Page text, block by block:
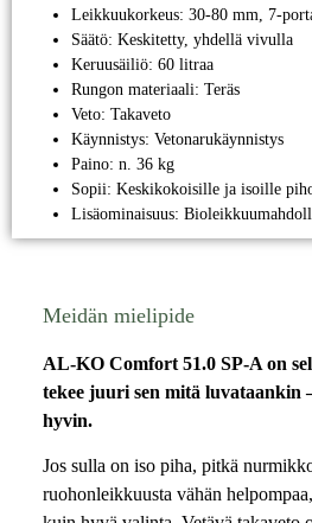
Leikkuukorkeus: 30-80 mm, 7-
Säätö: Keskitetty, yhdellä vivulla
Keruusäiliö: 60 litraa
Rungon materiaali: Teräs
Veto: Takaveto
Käynnistys: Vetonarukäynnistys
Paino: n. 36 kg
Sopii: Keskikokoisille ja isoille
Lisäominaisuus:
Meidän mielipide
AL-KO Comfort 51.0 SP-A on
tekee juuri sen mitä luvataankin
hyvin.
Jos sulla on iso piha, pitkä
ruohonleikkuusta vähän